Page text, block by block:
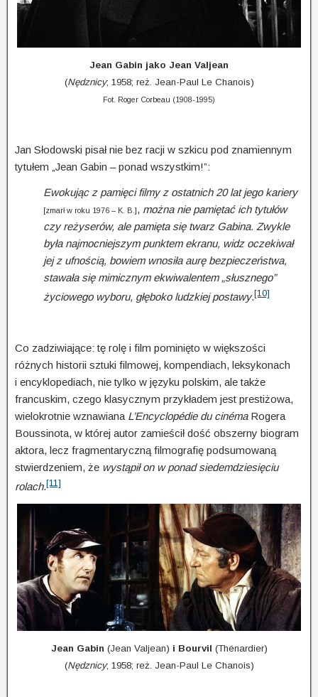
Jean Gabin jako Jean Valjean
(Nędznicy; 1958; reż. Jean-Paul Le Chanois)
Fot. Roger Corbeau (1908-1995)
Jan Słodowski pisał nie bez racji w szkicu pod znamiennym
tytułem „Jean Gabin – ponad wszystkim!”:
Ewokując z pamięci filmy z ostatnich 20 lat jego kariery
[zmarł w roku 1976 – K. B.], można nie pamiętać ich tytułów
czy reżyserów, ale pamięta się twarz Gabina. Zwykle
była najmocniejszym punktem ekranu, widz oczekiwał
jej z ufnością, bowiem wnosiła aurę bezpieczeństwa,
stawała się mimicznym ekwiwalentem „słusznego”
życiowego wyboru, głęboko ludzkiej postawy.[10]
Co zadziwiające: tę rolę i film pominięto w większości
różnych historii sztuki filmowej, kompendiach, leksykonach
i encyklopediach, nie tylko w języku polskim, ale także
francuskim, czego klasycznym przykładem jest prestiżowa,
wielokrotnie wznawiana L’Encyclopédie du cinémaRogera
Boussinota, w której autor zamieścił dość obszerny biogram
aktora, lecz fragmentaryczną filmografię podsumowaną
stwierdzeniem, że wystąpił on w ponad siedemdziesięciu
rolach.[11]
Jean Gabin (Jean Valjean) i Bourvil (Thénardier)
(Nędznicy; 1958; reż. Jean-Paul Le Chanois)